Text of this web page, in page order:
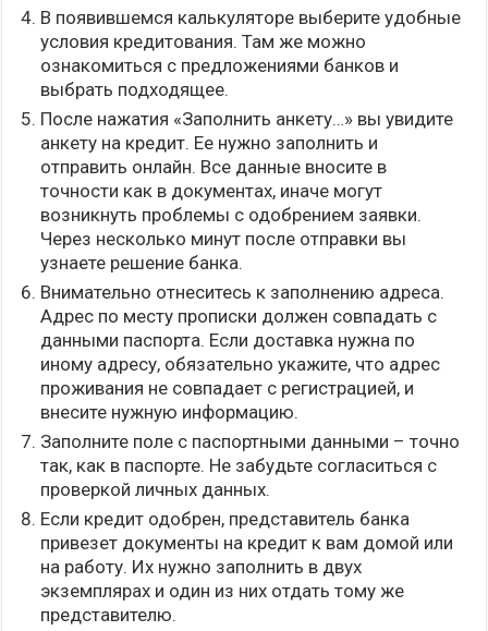
В появившемся калькуляторе выберите удобные
условия кредитования. Там же можно
ознакомиться с предложениями банков и
выбрать подходящее.
После нажатия «Заполнить анкету…» вы увидите
анкету на кредит. Ее нужно заполнить и
отправить онлайн. Все данные вносите в
точности как в документах, иначе могут
возникнуть проблемы с одобрением заявки.
Через несколько минут после отправки вы
узнаете решение банка.
Внимательно отнеситесь к заполнению адреса.
Адрес по месту прописки должен совпадать с
данными паспорта. Если доставка нужна по
иному адресу, обязательно укажите, что адрес
проживания не совпадает с регистрацией, и
внесите нужную информацию.
Заполните поле с паспортными данными – точно
так, как в паспорте. Не забудьте согласиться с
проверкой личных данных.
Если кредит одобрен, представитель банка
привезет документы на кредит к вам домой или
на работу. Их нужно заполнить в двух
экземплярах и один из них отдать тому же
представителю.